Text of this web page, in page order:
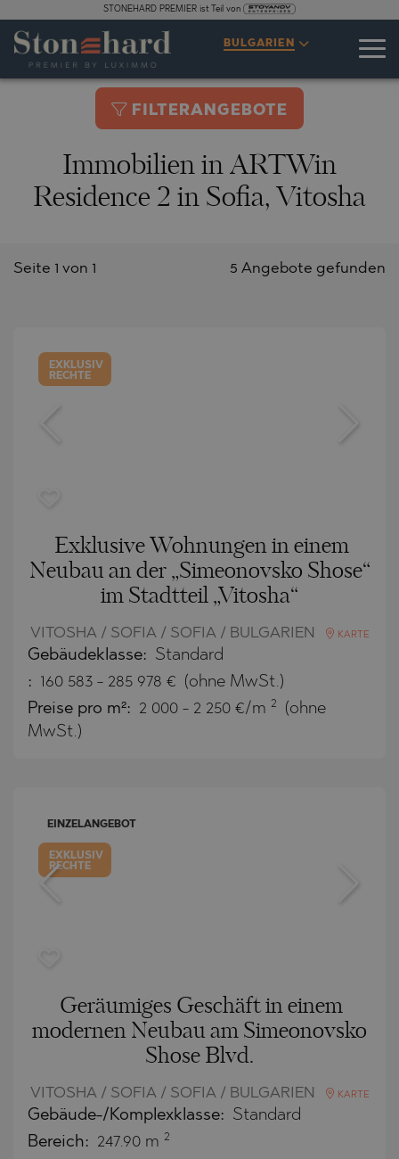
STONEHARD PREMIER ist Teil von
BULGARIEN
FILTERANGEBOTE
Immobilien in ARTWin
Residence 2 in Sofia, Vitosha
5 Angebote gefunden
Seite 1 von 1
EXKLUSIV
RECHTE
Exklusive Wohnungen in einem
Neubau an der „Simeonovsko Shose“
im Stadtteil „Vitosha“
VITOSHA / SOFIA / SOFIA / BULGARIEN KARTE
Gebäudeklasse: Standard
: 160 583 - 285 978 € (ohne MwSt.)
Preise pro m²: 2 000 - 2 250 €/m 2
(ohne
MwSt.)
EINZELANGEBOT
EXKLUSIV
RECHTE
Geräumiges Geschäft in einem
modernen Neubau am Simeonovsko
Shose Blvd.
VITOSHA / SOFIA / SOFIA / BULGARIEN KARTE
Gebäude-/Komplexklasse: Standard
Bereich: 247.90 m 2